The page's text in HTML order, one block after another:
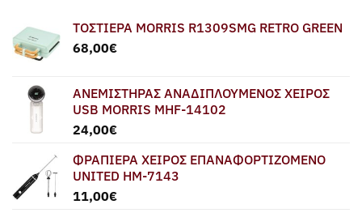
ΤΟΣΤΙΕΡΑ MORRIS R1309SMG RETRO GREEN
68,00€
ΑΝΕΜΙΣΤΗΡΑΣ ΑΝΑΔΙΠΛΟΥΜΕΝΟΣ ΧΕΙΡΟΣ
USB MORRIS MHF-14102
24,00€
ΦΡΑΠΙΕΡΑ ΧΕΙΡΟΣ ΕΠΑΝΑΦΟΡΤΙΖΟΜΕΝΟ
UNITED HM-7143
11,00€